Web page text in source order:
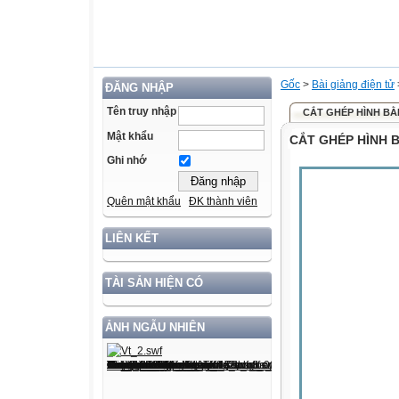
ĐĂNG NHẬP
Tên truy nhập
Mật khẩu
Ghi nhớ
Quên mật khẩu ĐK thành viên
LIÊN KẾT
TÀI SẢN HIỆN CÓ
ẢNH NGẪU NHIÊN
Gốc > Bài giảng điện tử
CẮT GHÉP HÌNH
CẮT GHÉP HÌNH